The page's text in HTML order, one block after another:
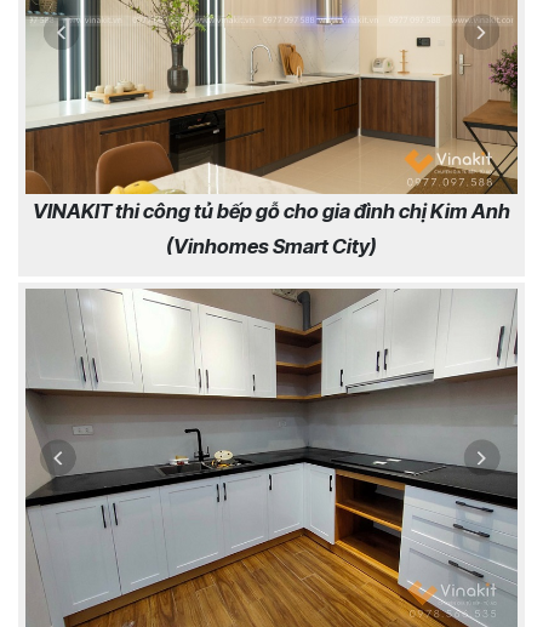
VINAKIT thi công tủ bếp gỗ cho gia đình chị Kim Anh
(Vinhomes Smart City)